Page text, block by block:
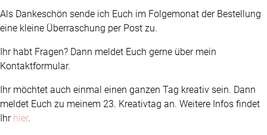
Als Dankeschön sende ich Euch im Folgemonat der Bestellung
eine kleine Überraschung per Post zu.
Ihr habt Fragen? Dann meldet Euch gerne über mein
Kontaktformular.
Ihr möchtet auch einmal einen ganzen Tag kreativ sein. Dann
meldet Euch zu meinem 23. Kreativtag an. Weitere Infos findet
Ihr hier.